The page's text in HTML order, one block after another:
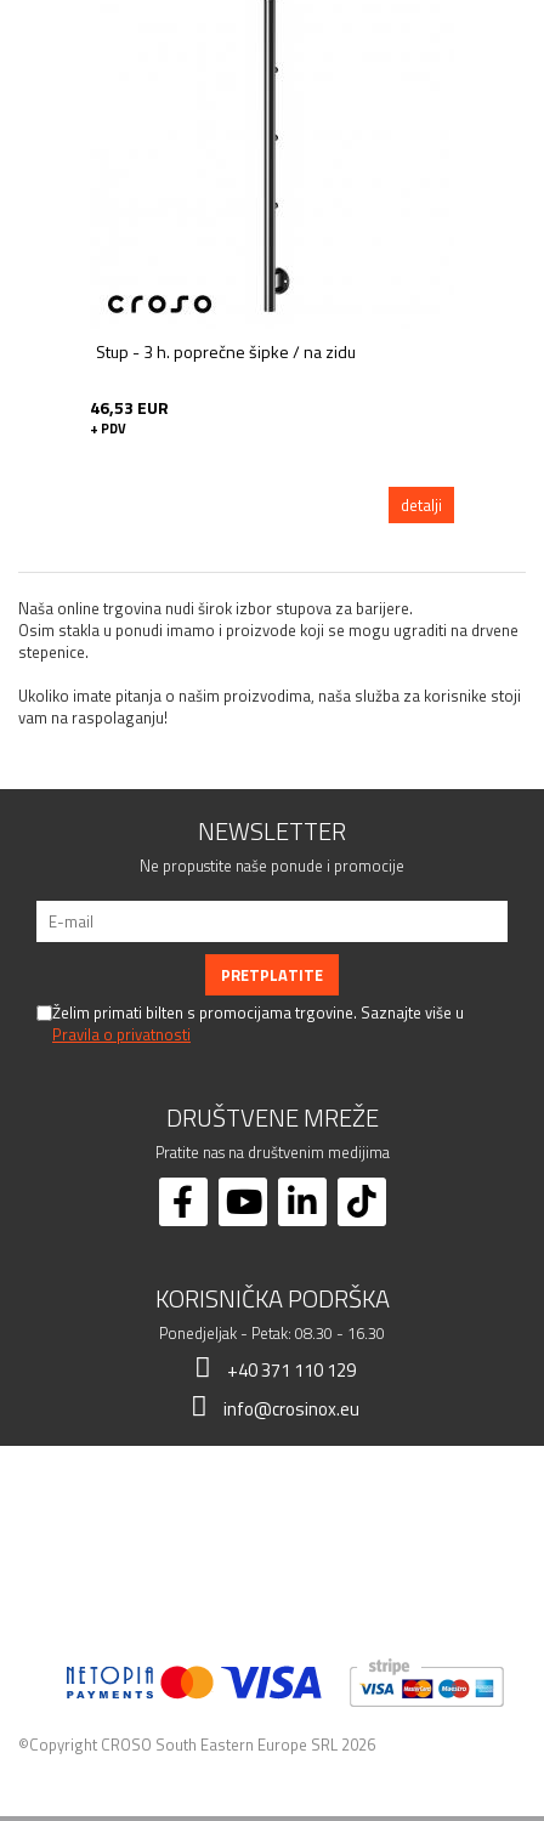
Stup - 3 h. poprečne šipke / na zidu
46,53 EUR
+ PDV
detalji
Naša online trgovina nudi širok izbor stupova za barijere.
Osim stakla u ponudi imamo i proizvode koji se mogu ugraditi na drvene
stepenice.
Ukoliko imate pitanja o našim proizvodima, naša služba za korisnike stoji
vam na raspolaganju!
NEWSLETTER
Ne propustite naše ponude i promocije
Želim primati bilten s promocijama trgovine. Saznajte više u
Pravila o privatnosti
DRUŠTVENE MREŽE
Pratite nas na društvenim medijima
KORISNIČKA PODRŠKA
Ponedjeljak - Petak: 08.30 - 16.30
+40 371 110 129
info@crosinox.eu
©Copyright CROSO South Eastern Europe SRL 2026